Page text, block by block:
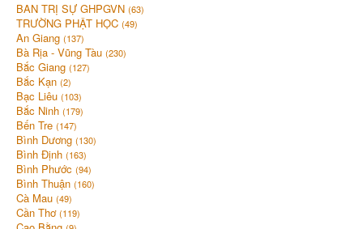
BAN TRỊ SỰ GHPGVN (63)
TRƯỜNG PHẬT HỌC (49)
An Giang (137)
Bà Rịa - Vũng Tàu (230)
Bắc Giang (127)
Bắc Kạn (2)
Bạc Liêu (103)
Bắc Ninh (179)
Bến Tre (147)
Bình Dương (130)
Bình Định (163)
Bình Phước (94)
Bình Thuận (160)
Cà Mau (49)
Cần Thơ(119)